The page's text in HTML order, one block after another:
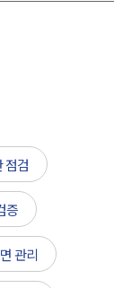
점검
증
관리